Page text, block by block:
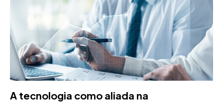
A tecnologia como aliada na